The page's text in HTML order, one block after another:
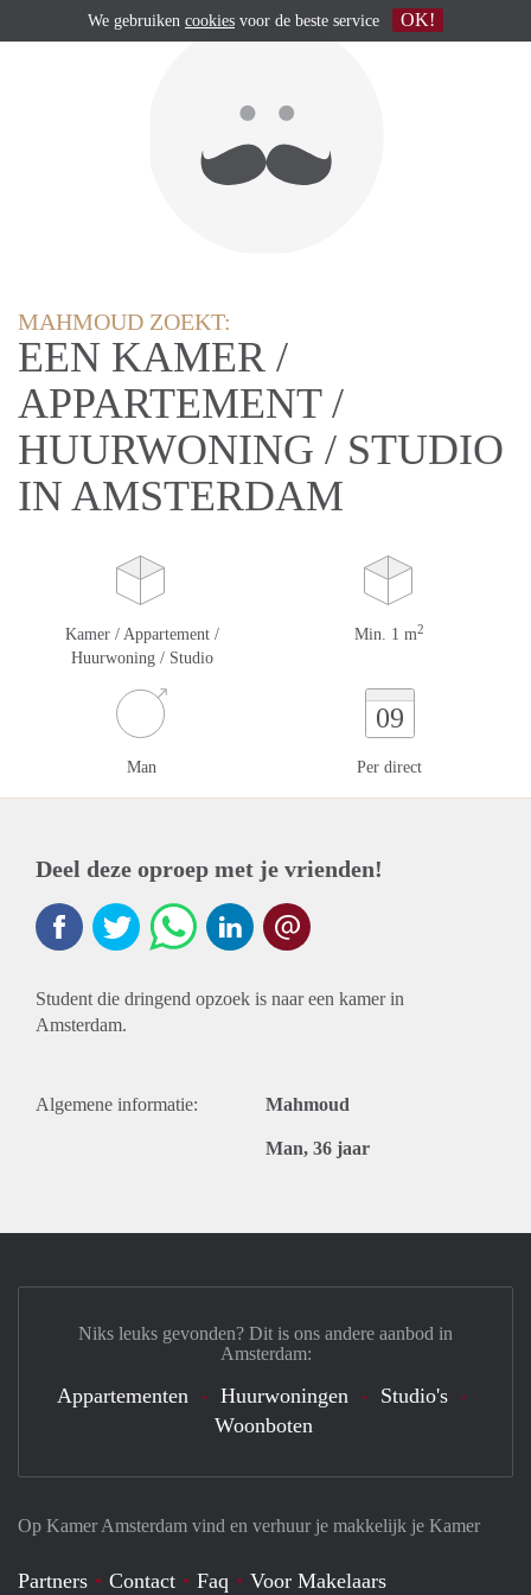
MAHMOUD ZOEKT:
EEN KAMER /
APPARTEMENT /
HUURWONING / STUDIO
IN AMSTERDAM
Kamer / Appartement /
Huurwoning / Studio
Min. 1 m2
Man
09
Per direct
Deel deze oproep met je vrienden!
Student die dringend opzoek is naar een kamer in
Amsterdam.
Algemene informatie: Mahmoud
Man, 36 jaar
Op Kamer Amsterdam vind en verhuur je makkelijk je Kamer
Partners Contact Faq Voor Makelaars
Niks leuks gevonden? Dit is ons andere aanbod in
Amsterdam:
Appartementen Huurwoningen
Studio's
Woonboten
We gebruiken cookies voor de beste service OK!